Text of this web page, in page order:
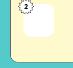
Özkan
2